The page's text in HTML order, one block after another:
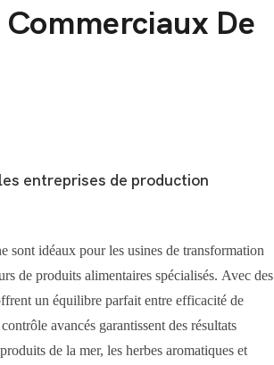
De
entreprises de production
idéaux pour les usines de transformation
de produits alimentaires spécialisés. Avec des
un équilibre parfait entre efficacité de
avancés garantissent des résultats
de la mer, les herbes aromatiques et